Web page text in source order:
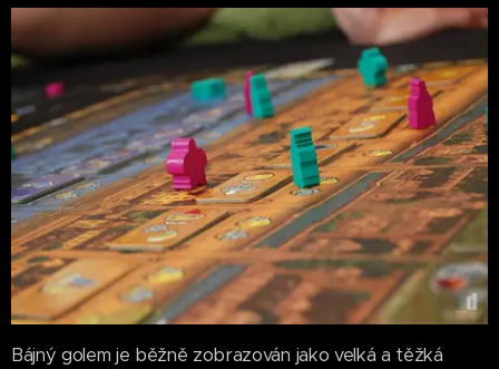
Bájný golem je běžně zobrazován jako velká a těžká